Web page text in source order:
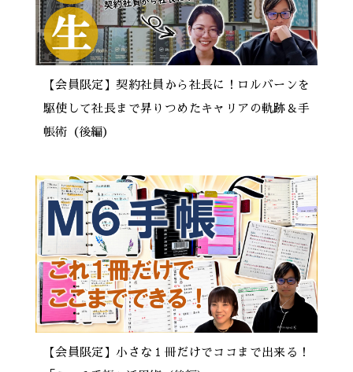
【会員限定】契約社員から社長に！ロルバーンを
駆使して社長まで昇りつめたキャリアの軌跡＆手
帳術（後編）
【会員限定】小さな１冊だけでココまで出来る！